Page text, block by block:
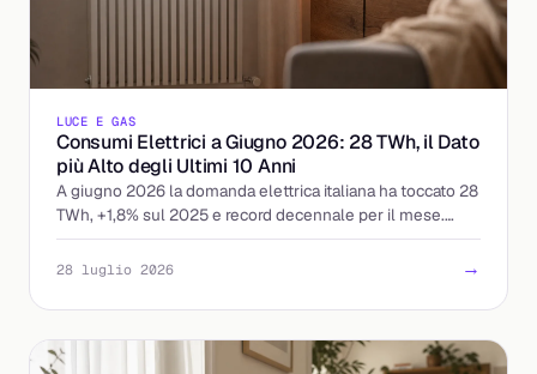
LUCE E GAS
Consumi Elettrici a Giugno 2026: 28 TWh, il Dato
più Alto degli Ultimi 10 Anni
A giugno 2026 la domanda elettrica italiana ha toccato 28
TWh, +1,8% sul 2025 e record decennale per il mese.
Cosa significa per prezzi e bollette.
28 luglio 2026 →